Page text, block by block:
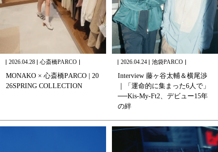
2026.04.28 心斎橋PARCO
MONAKO × 心斎橋PARCO | 20
26SPRING COLLECTION
2026.04.24 池袋PARCO
Interview 藤ヶ谷太輔＆横尾渉
｜
「運命的に集ま った6人で」
──Kis-My-Ft2、 デビュー15年
の絆